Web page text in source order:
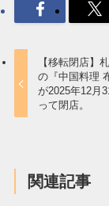
【移転閉店】
の『中国料理
が2025年12月
って閉店。
関連記事